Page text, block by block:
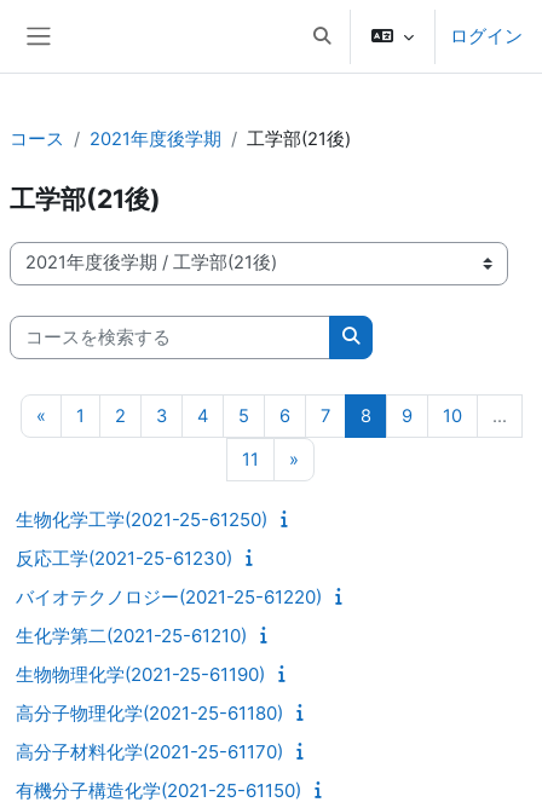
検索入力に切り替えるログイン
コース 2021年度後学期 工学部(21後)
工学部(21後)
コースカテゴリ
コースを検索する
コースを検索する
«前のページ
1 ページ 1
2ページ 2
3ページ 3
4ページ 4
5ページ 5
6ページ 6
7ページ 7
8ページ 8
9ページ 9
10ページ 10
…
11 ページ 11
»
生物化学工学(2021-25-61250)
反応工学(2021-25-61230)
バイオテクノロジー(2021-25-61220)
生化学第二(2021-25-61210)
生物物理化学(2021-25-61190)
高分子物理化学(2021-25-61180)
高分子材料化学(2021-25-61170)
有機分子構造化学(2021-25-61150)